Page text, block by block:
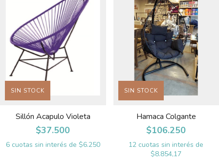
SIN STOCK
Sillón Acapulo Violeta
$37.500
6 cuotas sin interés de $6.250
SIN STOCK
Hamaca Colgante
$106.250
12 cuotas sin interés de
$8.854,17